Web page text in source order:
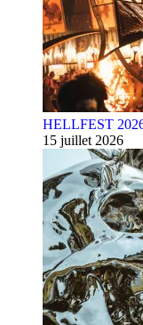
HELLFEST
15 juillet 2026